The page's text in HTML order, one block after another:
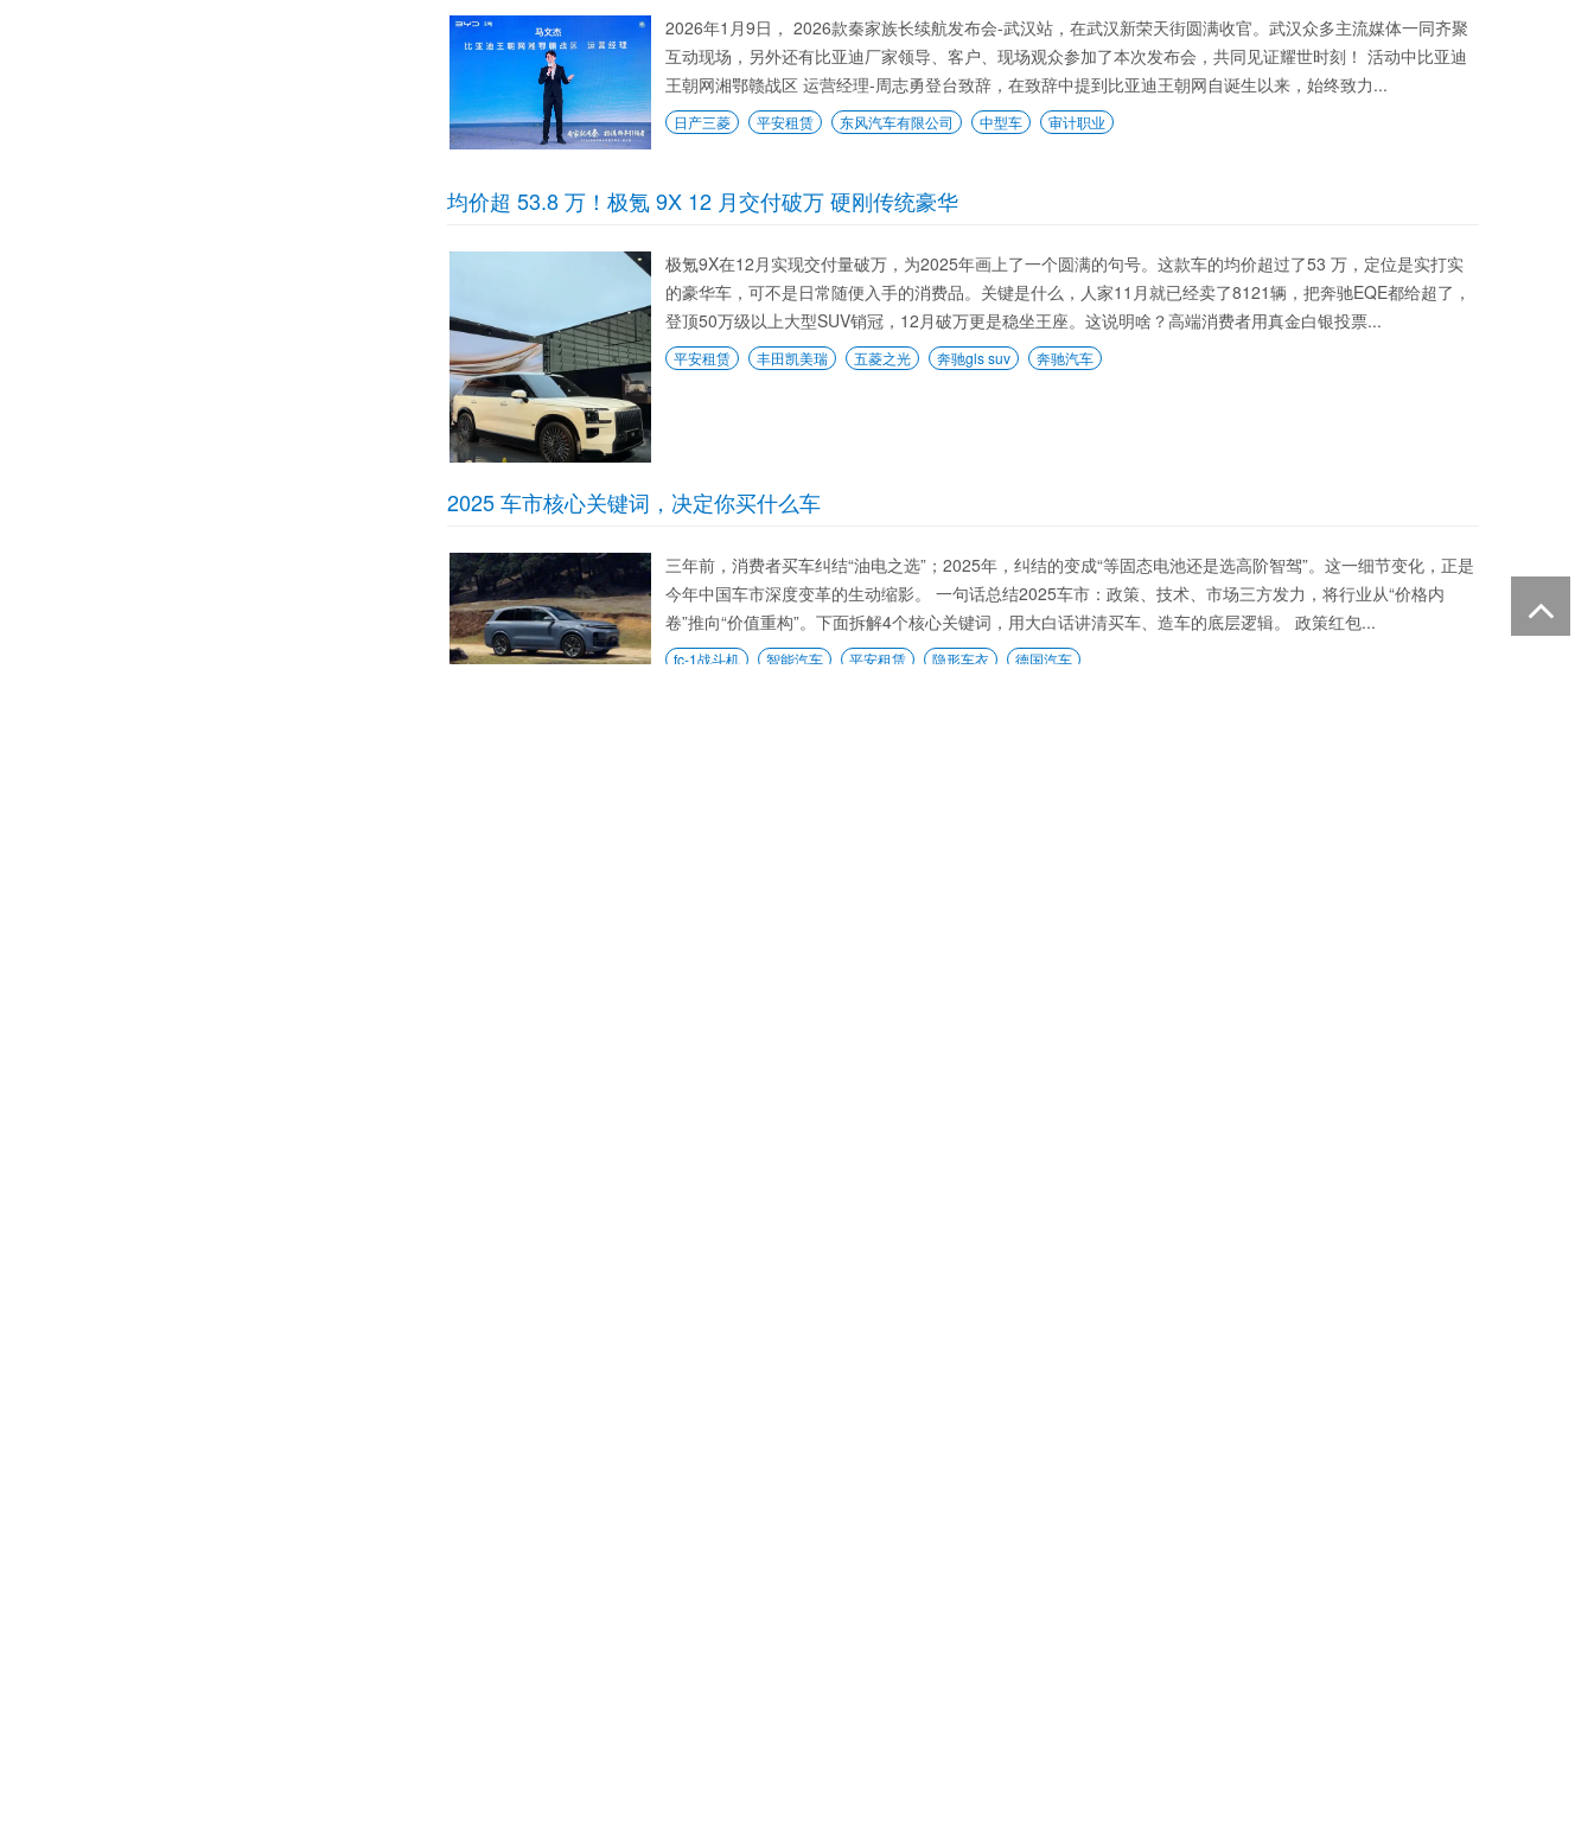
2026年1月9日， 2026款秦家族长续航发布会-武汉站，在武汉新荣天街圆满收官。武汉众多主流媒体一同齐聚
互动现场，另外还有比亚迪厂家领导、客户、现场观众参加了本次发布会，共同见证耀世时刻！ 活动中比亚迪
王朝网湘鄂赣战区 运营经理-周志勇登台致辞，在致辞中提到比亚迪王朝网自诞生以来，始终致力...
日产三菱 平安租赁 东风汽车有限公司 中型车 审计职业
均价超 53.8 万！极氪 9X 12 月交付破万 硬刚传统豪华
极氪9X在12月实现交付量破万，为2025年画上了一个圆满的句号。这款车的均价超过了53 万，定位是实打实
的豪华车，可不是日常随便入手的消费品。关键是什么，人家11月就已经卖了8121辆，把奔驰EQE都给超了，
登顶50万级以上大型SUV销冠，12月破万更是稳坐王座。这说明啥？高端消费者用真金白银投票...
平安租赁 丰田凯美瑞 五菱之光 奔驰gls suv 奔驰汽车
2025 车市核心关键词，决定你买什么车
三年前，消费者买车纠结“油电之选”；2025年，纠结的变成“等固态电池还是选高阶智驾”。这一细节变化，正是
今年中国车市深度变革的生动缩影。 一句话总结2025车市：政策、技术、市场三方发力，将行业从“价格内
卷”推向“价值重构”。下面拆解4个核心关键词，用大白话讲清买车、造车的底层逻辑。 政策红包...
fc-1战斗机 智能汽车 平安租赁 隐形车衣 德国汽车